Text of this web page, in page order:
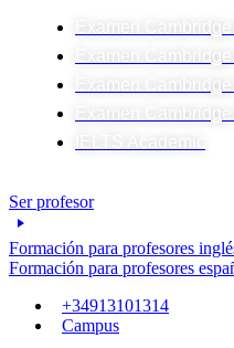
Examen
Examen
Examen
Examen
IELTS Academic
Ser profesor
Formación para profesores
Formación para profesores
+34913101314
Campus